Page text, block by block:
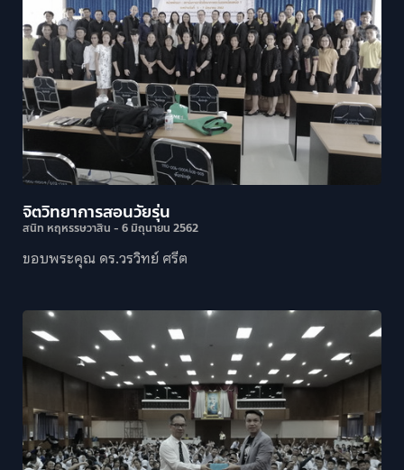
จิตวิทยาการสอนวัยรุ่น
สนิท หฤหรรษวาสิน 6 มิถุนายน 2562
ขอบพระคุณ ดร.วรวิทย์ ศรีต